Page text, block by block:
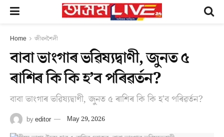
Home জীৱনশৈলী
বাবা ভাংগাৰ ভৱিষ্যদ্বাণী, জুনত ৫
ৰাশিৰ কি কি হ’ব পৰিৱৰ্তন?
বাবা ভাংগাৰ ভৱিষ্যদ্বাণী, জুনত ৫ ৰাশিৰ কি কি হ'ব পৰিৱৰ্তন?
byeditor May 29, 2026